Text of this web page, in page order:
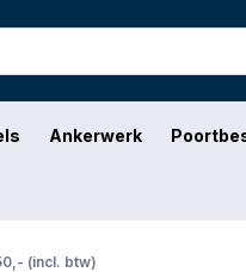
Ankerwerk
(incl. btw)